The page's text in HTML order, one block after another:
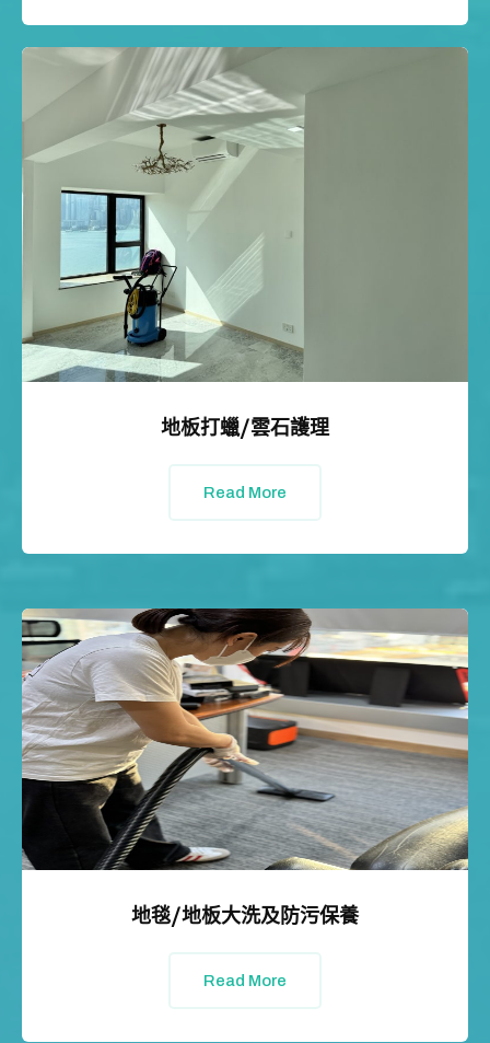
地板打蠟/雲石護理
Read More
地毯/地板大洗及防污保養
Read More